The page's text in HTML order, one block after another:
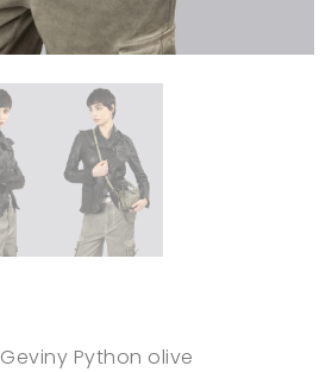
Geviny Python olive